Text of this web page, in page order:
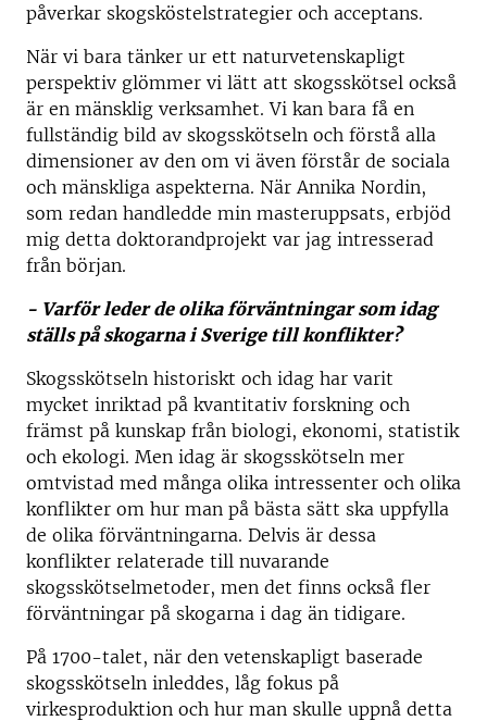
påverkar skogsköstelstrategier och acceptans.
När vi bara tänker ur ett naturvetenskapligt
perspektiv glömmer vi lätt att skogsskötsel också
är en mänsklig verksamhet. Vi kan bara få en
fullständig bild av skogsskötseln och förstå alla
dimensioner av den om vi även förstår de sociala
och mänskliga aspekterna. När Annika Nordin,
som redan handledde min masteruppsats, erbjöd
mig detta doktorandprojekt var jag intresserad
från början.
- Varför leder de olika förväntningar som idag
ställs på skogarna i Sverige till konflikter?
Skogsskötseln historiskt och idag har varit
mycket inriktad på kvantitativ forskning och
främst på kunskap från biologi, ekonomi, statistik
och ekologi. Men idag är skogsskötseln mer
omtvistad med många olika intressenter och olika
konflikter om hur man på bästa sätt ska uppfylla
de olika förväntningarna. Delvis är dessa
konflikter relaterade till nuvarande
skogsskötselmetoder, men det finns också fler
förväntningar på skogarna i dag än tidigare.
På 1700-talet, när den vetenskapligt baserade
skogsskötseln inleddes, låg fokus på
virkesproduktion och hur man skulle uppnå detta